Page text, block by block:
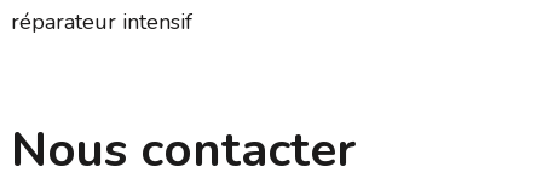
réparateur intensif
Nous contacter